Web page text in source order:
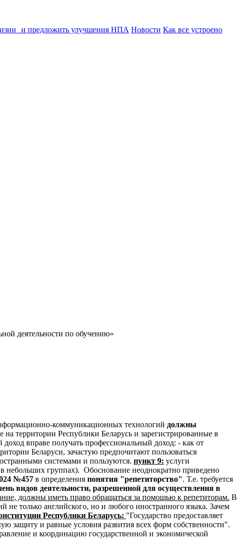
и предложить улучшения НПА Новости Как все устроено
деятельности по обучению»
коммуникационных технологий должны
территории Республики Беларусь и зарегистрированные в
вправе получать профессиональный доход: - как от
Беларуси, зачастую предпочитают пользоваться
системами и пользуются. пункт 9: услуги
небольших группах). Обоснование неоднократно приведено
№457 в определения понятия "репетиторство". Т.е. требуется
видов деятельности, разрешенной для осуществления в
должны иметь право обращаться за помощью к репетиторам. В
только английского, но и любого иностранного языка. Зачем
Республики Беларусь: "Государство предоставляет
защиту и равные условия развития всех форм собственности".
и координацию государственной и экономической